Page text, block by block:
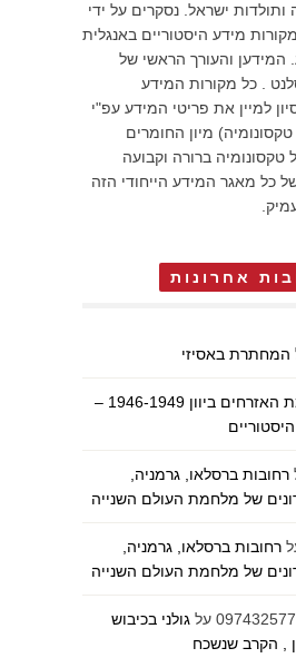
ותולדות ישראל. נסקרים על ידי
מידע היסטוריים באנגלית
המידען והעורך הראשי של
. כל מקורות המידע
למיין את פריטי המידע עפ"י
מיון החומרים
טקסונומיה ברורה וקבועה
כל מאגר המידע הייחודי הזה
אחרונות
המחתרת באסיזי
מלחמת האזרחים ביוון 1946-1949 –
רחובות ברסלאו, גרמניה,
של מלחמת העולם השנייה
רחובות ברסלאו, גרמניה,
של מלחמת העולם השנייה
על גולני בכיבוש
, הקרב שנשכח